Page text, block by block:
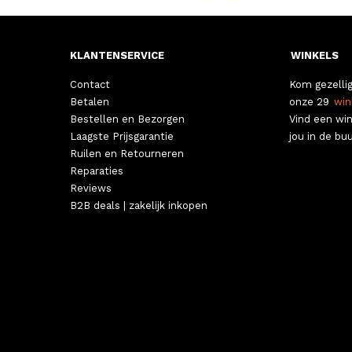
KLANTENSERVICE
Contact
Betalen
Bestellen en Bezorgen
Laagste Prijsgarantie
Ruilen en Retourneren
Reparaties
Reviews
B2B deals | zakelijk inkopen
WINKELS
Kom
onze 29
Vind een
jou in de